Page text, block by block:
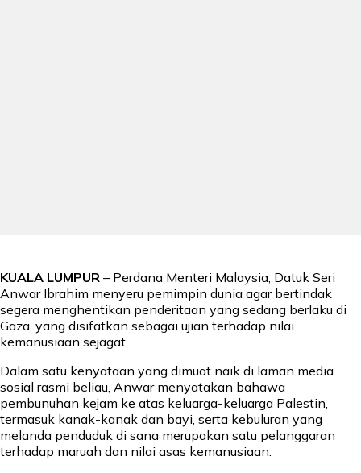
KUALA LUMPUR – Perdana Menteri Malaysia, Datuk Seri
Anwar Ibrahim menyeru pemimpin dunia agar bertindak
segera menghentikan penderitaan yang sedang berlaku di
Gaza, yang disifatkan sebagai ujian terhadap nilai
kemanusiaan sejagat.
Dalam satu kenyataan yang dimuat naik di laman media
sosial rasmi beliau, Anwar menyatakan bahawa
pembunuhan kejam ke atas keluarga-keluarga Palestin,
termasuk kanak-kanak dan bayi, serta kebuluran yang
melanda penduduk di sana merupakan satu pelanggaran
terhadap maruah dan nilai asas kemanusiaan.